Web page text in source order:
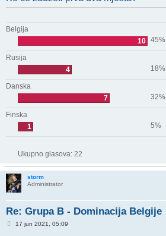
Belgija
10 45%
Rusija
4
18%
Danska
7
32%
Finska
1
5%
Ukupno glasova: 22
storm
Administrator
Re: Grupa B - Dominacija Belgije
P17 jun 2021, 05:09